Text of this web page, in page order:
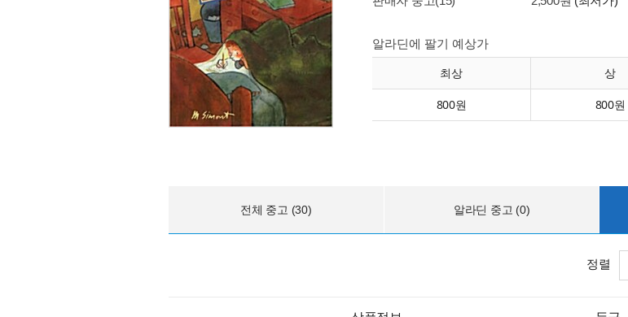
알라딘에 팔기 예상가
최상 상
800원 800원
전체 중고 (30) 알라딘 중고 (0)
정렬